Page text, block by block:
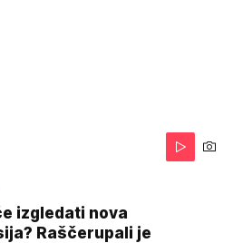
izgledati nova
Raščerupali je